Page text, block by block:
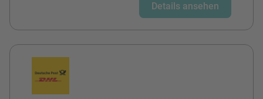
Details ansehen